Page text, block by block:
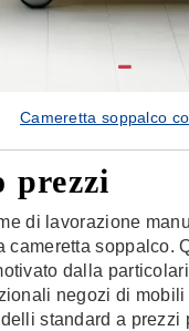
Cameretta soppalco
prezzi
di lavorazione
soppalco.
dalla
negozi di
standard a